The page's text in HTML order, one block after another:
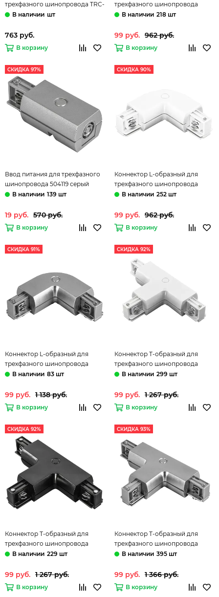
трехфазного шинопровода TRC-
1-3-L-BK чёрный Elektrostandard
шт
763 руб.
В корзину
трехфазного шинопровода
504127 черный Barra Lightstar
218 шт
99 руб. 962 руб.
В корзину
СКИДКА 97%
Ввод питания для трехфазного
шинопровода 504119 серый
Barra Lightstar139 шт
19 руб. 570 руб.
В корзину
СКИДКА 90%
Коннектор L-образный для
трехфазного шинопровода
504126 белый Barra Lightstar
252 шт
99 руб. 962 руб.
В корзину
СКИДКА 91%
Коннектор L-образный для
трехфазного шинопровода
504129 серый Barra Lightstar
83 шт
99 руб. 1 138 руб.
В корзину
СКИДКА 92%
Коннектор Т-образный для
трехфазного шинопровода
504136 белый Barra Lightstar
299 шт
99 руб. 1 267 руб.
В корзину
СКИДКА 92%
Коннектор Т-образный для
трехфазного шинопровода
504137 черный Barra Lightstar
229 шт
99 руб. 1 267 руб.
В корзину
СКИДКА 93%
Коннектор Т-образный для
трехфазного шинопровода
504139 серый Barra Lightstar
395 шт
99 руб. 1 366 руб.
В корзину